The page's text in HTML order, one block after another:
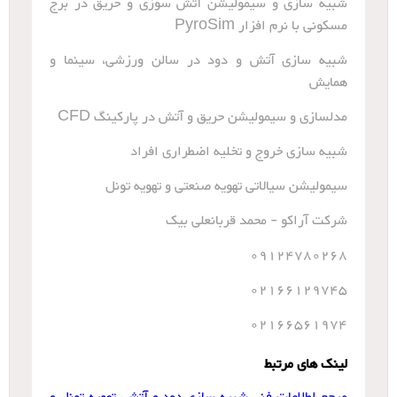
مسکونی با نرم افزار PyroSim
شبیه سازی آتش و دود در سالن ورزشی، سینما و
همایش
مدلسازی و سیمولیشن حریق و آتش در پارکینگ CFD
شبیه سازی خروج و تخلیه اضطراری افراد
سیمولیشن سیالاتی تهویه صنعتی و تهویه تونل
شرکت آراکو - محمد قربانعلی بیک
09124780268
02166129745
02166561974
لینک های مرتبط